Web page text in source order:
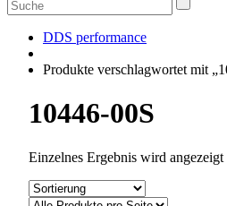
nach:
DDS performance
Produkte verschlagwortet mit
10446-00S
Einzelnes Ergebnis wird angezeigt